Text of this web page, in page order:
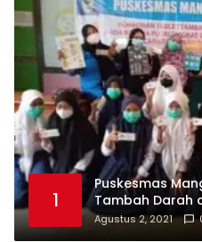
1
Puskesmas
Tambah Darah
Agustus 2, 2021